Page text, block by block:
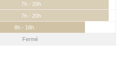
7h - 20h
7h - 20h
8h - 18h
Fermé